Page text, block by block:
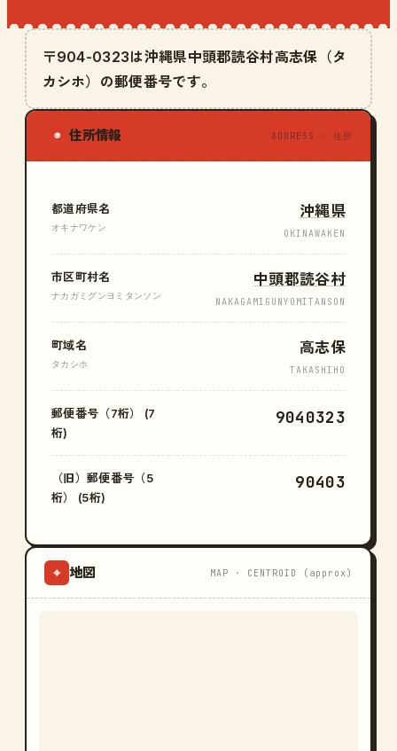
〒904-0323は沖縄県中頭郡読谷村高志保（タ
カシホ）の郵便番号です。
◉ 住所情報 ADDRESS · 住所
都道府県名
オキナワケン
沖縄県
OKINAWAKEN
市区町村名
ナカガミグンヨミタンソン
中頭郡読谷村
NAKAGAMIGUNYOMITANSON
町域名
タカシホ
高志保
TAKASHIHO
郵便番号（7桁） (7
桁)
9040323
（旧）郵便番号（5
桁） (5桁)
90403
⌖ 地図 MAP · CENTROID (approx)